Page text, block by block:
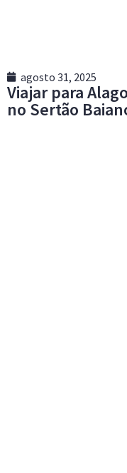
agosto 31, 2025
Viajar para
no Sertão